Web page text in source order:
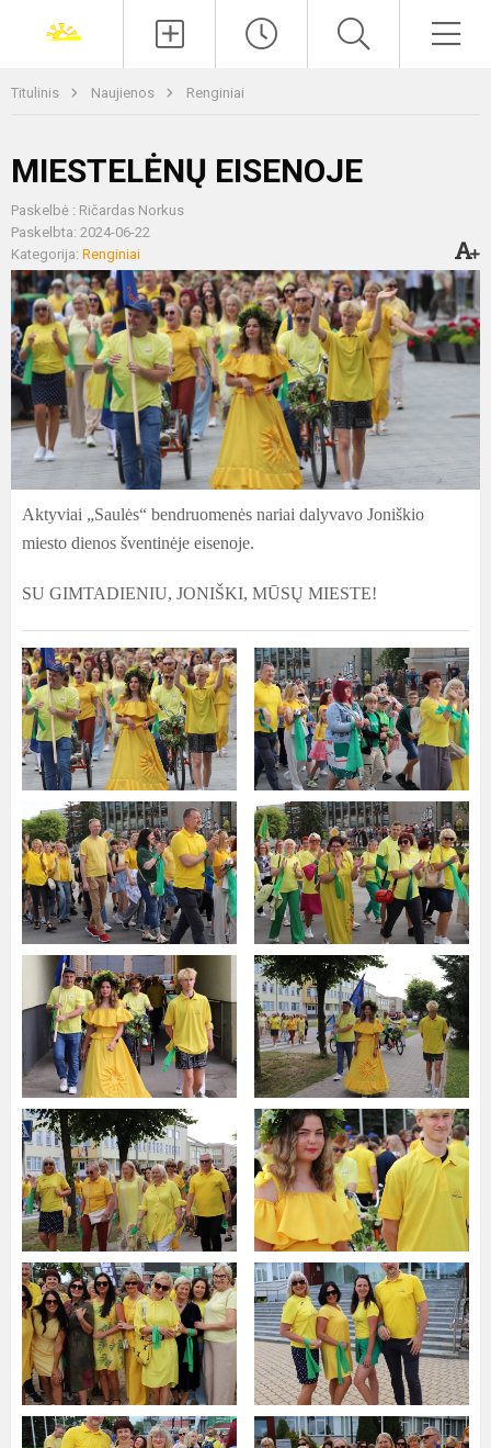
Titulinis Naujienos Renginiai
MIESTELĖNŲ EISENOJE
Paskelbė : Ričardas Norkus
Paskelbta: 2024-06-22
Kategorija: Renginiai
Aktyviai „Saulės“ bendruomenės nariai dalyvavo Joniškio
miesto dienos šventinėje eisenoje.
SU GIMTADIENIU, JONIŠKI, MŪSŲ MIESTE!